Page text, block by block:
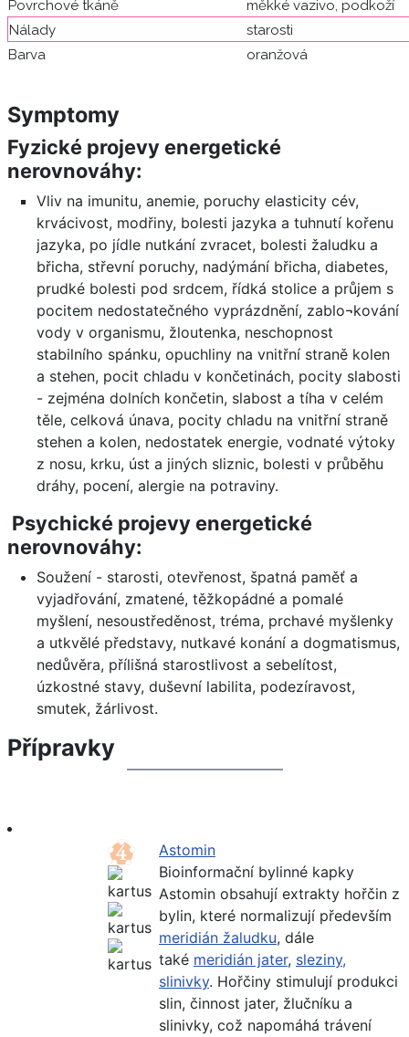
Povrchové tkáně
měkké vazivo, podkoží
Nálady
starosti
Barva
oranžová
Symptomy
Fyzické projevy energetické
nerovnováhy:
Vliv na imunitu, anemie, poruchy elasticity cév,
krvácivost, modřiny, bolesti jazyka a tuhnutí kořenu
jazyka, po jídle nutkání zvracet, bolesti žaludku a
břicha, střevní poruchy, nadýmání břicha, diabetes,
prudké bolesti pod srdcem, řídká stolice a průjem s
pocitem nedostatečného vyprázdnění, zablo¬kování
vody v organismu, žloutenka, neschopnost
stabilního spánku, opuchliny na vnitřní straně kolen
a stehen, pocit chladu v končetinách, pocity slabosti
- zejména dolních končetin, slabost a tíha v celém
těle, celková únava, pocity chladu na vnitřní straně
stehen a kolen, nedostatek energie, vodnaté výtoky
z nosu, krku, úst a jiných sliznic, bolesti v průběhu
dráhy, pocení, alergie na potraviny.
Psychické projevy energetické
nerovnováhy:
Soužení - starosti, otevřenost, špatná paměť a
vyjadřování, zmatené, těžkopádné a pomalé
myšlení, nesoustředěnost, tréma, prchavé myšlenky
a utkvělé představy, nutkavé konání a dogmatismus,
nedůvěra, přílišná starostlivost a sebelítost,
úzkostné stavy, duševní labilita, podezíravost,
smutek, žárlivost.
Přípravky
Astomin
Bioinformační bylinné kapky
Astomin obsahují extrakty hořčin z
bylin, které normalizují především
meridián žaludku, dále
také meridián jater, sleziny,
slinivky. Hořčiny stimulují produkci
slin, činnost jater, žlučníku a
slinivky, což napomáhá trávení